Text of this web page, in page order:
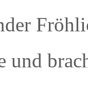
und